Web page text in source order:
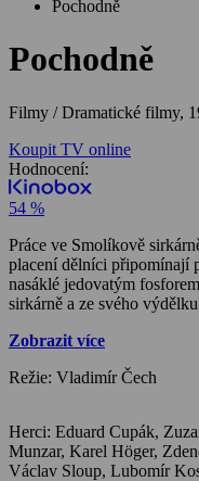
Pochodně
Pochodně
Filmy / Dramatické filmy,
Koupit TV online
Hodnocení:
54 %
Práce ve Smolíkově
placení dělníci připomínají
nasáklé jedovatým
sirkárně a ze svého
číst a psát. V Praze
Zobrazit více
Režie: Vladimír Čech
Herci: Eduard Cupák, Zuzana Stivínová, Jaroslav Vojta, Luděk
Munzar, Karel Höger, Zdeněk Braunschläger, Vlastimil Hašek,
Václav Sloup,